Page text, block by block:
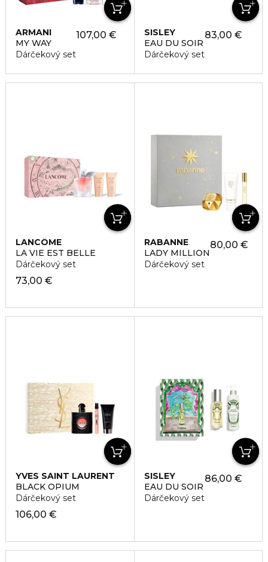
ARMANI
MY WAY
Dárčekový set
107,00 €
SISLEY
EAU DU SOIR
Dárčekový set
83,00 €
LANCÔME
LA VIE EST BELLE
Dárčekový set
73,00 €
RABANNE
LADY MILLION
Dárčekový set
80,00 €
YVES SAINT LAURENT
BLACK OPIUM
Dárčekový set
106,00 €
SISLEY
EAU DU SOIR
Dárčekový set
86,00 €